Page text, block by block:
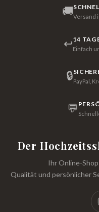
🚚Versand
↩14
Einfach
🔒PayPal,
💬
Der
Ihr Online-
Qualität und persönlicher